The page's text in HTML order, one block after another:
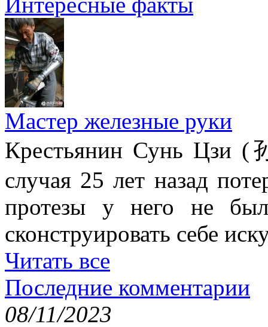
Мастер железные руки
Крестьянин Сунь Цзи (
случая 25 лет назад
протезы у него не
сконструировать себе
Читать все
Последние комментарии
08/11/2023